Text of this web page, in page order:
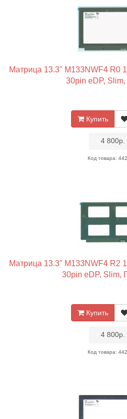
Матрица 13.3" M133NWF4 R0
30pin eDP,
Купить
4 800р.
Код товара:
Матрица 13.3" M133NWF4 R2
30pin eDP, Slim,
Купить
4 800р.
Код товара: